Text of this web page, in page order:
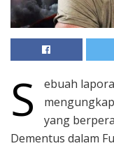
S ebuah
yang
Dementus dalam